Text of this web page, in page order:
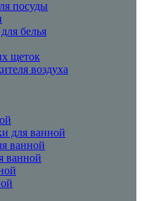
посуды
белья
щеток
воздуха
для ванной
ванной
ванной